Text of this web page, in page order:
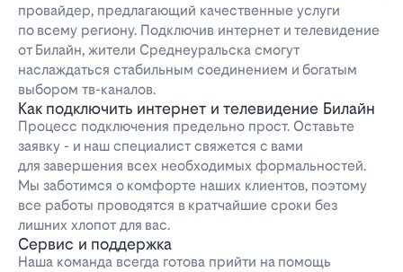
провайдер, предлагающий качественные услуги
по всему региону. Подключив интернет и телевидение
от Билайн, жители Среднеуральска смогут
наслаждаться стабильным соединением и богатым
выбором тв-каналов.
Как подключить интернет и телевидение Билайн
Процесс подключения предельно прост. Оставьте
заявку - и наш специалист свяжется с вами
для завершения всех необходимых формальностей.
Мы заботимся о комфорте наших клиентов, поэтому
все работы проводятся в кратчайшие сроки без
лишних хлопот для вас.
Сервис и поддержка
Наша команда всегда готова прийти на помощь